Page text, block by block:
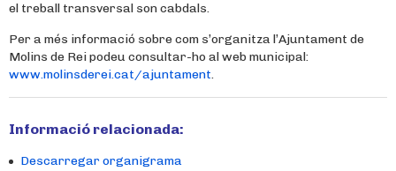
el treball transversal son cabdals.
Per a més informació sobre com s’organitza l’Ajuntament de
Molins de Rei podeu consultar-ho al web municipal:
www.molinsderei.cat/ajuntament.
Informació relacionada:
Descarregar organigrama